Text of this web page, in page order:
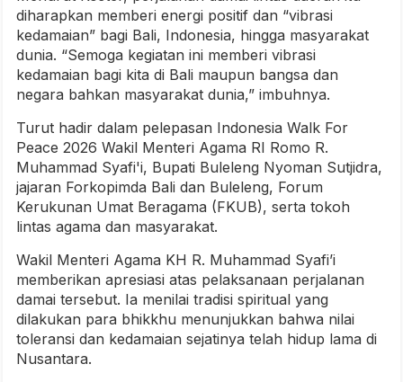
diharapkan memberi energi positif dan “vibrasi
kedamaian” bagi Bali, Indonesia, hingga masyarakat
dunia. “Semoga kegiatan ini memberi vibrasi
kedamaian bagi kita di Bali maupun bangsa dan
negara bahkan masyarakat dunia,” imbuhnya.
Turut hadir dalam pelepasan Indonesia Walk For
Peace 2026 Wakil Menteri Agama RI Romo R.
Muhammad Syafi'i, Bupati Buleleng Nyoman Sutjidra,
jajaran Forkopimda Bali dan Buleleng, Forum
Kerukunan Umat Beragama (FKUB), serta tokoh
lintas agama dan masyarakat.
Wakil Menteri Agama KH R. Muhammad Syafi’i
memberikan apresiasi atas pelaksanaan perjalanan
damai tersebut. Ia menilai tradisi spiritual yang
dilakukan para bhikkhu menunjukkan bahwa nilai
toleransi dan kedamaian sejatinya telah hidup lama di
Nusantara.